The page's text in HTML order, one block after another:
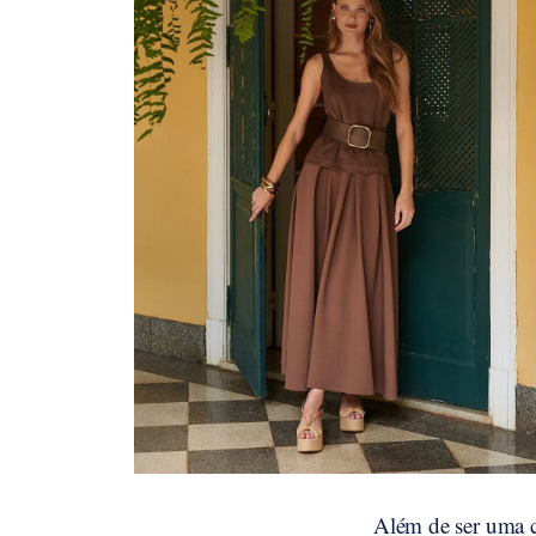
Além de ser uma